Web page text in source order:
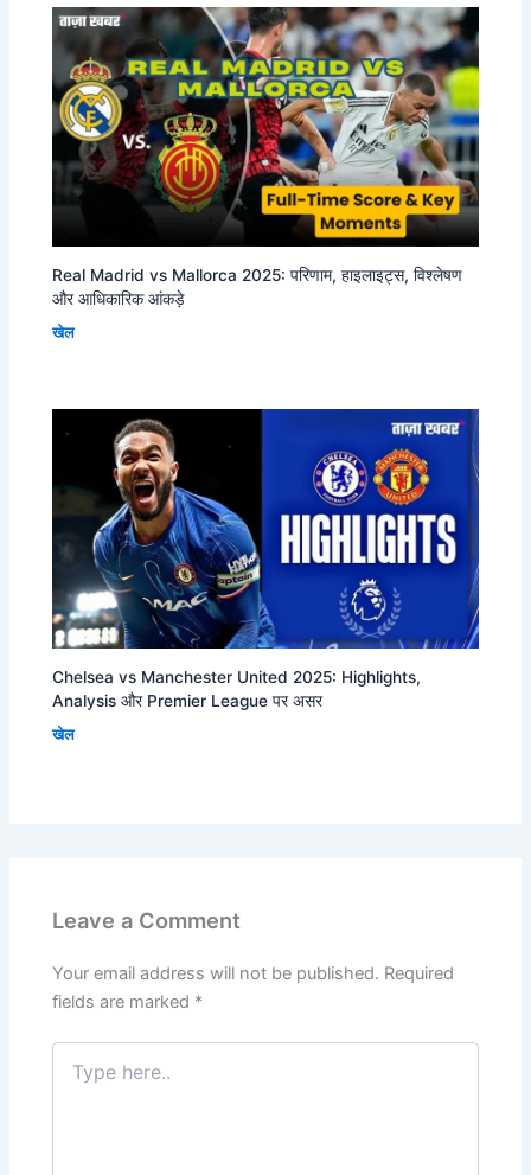
Real Madrid vs Mallorca 2025: परिणाम, हाइलाइट्स, विश्लेषण
और आधिकारिक आंकड़े
खेल
Chelsea vs Manchester United 2025: Highlights,
Analysis और Premier League पर असर
खेल
Leave a Comment
Your email address will not be published. Required
fields are marked *
Type
here..